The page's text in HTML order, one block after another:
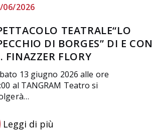
06/2026
TEATRALE“LO
DI BORGES” DI E CON
FINAZZER FLORY
13 giugno 2026 alle ore
al TANGRAM Teatro si
Leggi di più